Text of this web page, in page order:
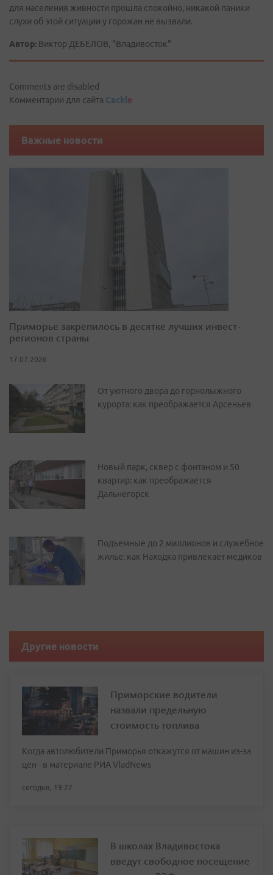
для населения живности прошла спокойно, никакой паники
слухи об этой ситуации у горожан не вызвали.
Автор: Виктор ДЕБЕЛОВ, "Владивосток"
Comments are disabled
Комментарии для сайта Cackle
Важные новости
Приморье закрепилось в десятке лучших инвест-
регионов страны
17.07.2026
От уютного двора до горнолыжного
курорта: как преображается Арсеньев
Новый парк, сквер с фонтаном и 50
квартир: как преображается
Дальнегорск
Подъемные до 2 миллионов и служебное
жилье: как Находка привлекает медиков
Другие новости
Приморские водители
назвали предельную
стоимость топлива
Когда автолюбители Приморья откажутся от машин из-за
цен - в материале РИА VladNews
сегодня, 19:27
В школах Владивостока
введут свободное посещение